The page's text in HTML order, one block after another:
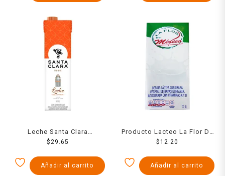
Leche Santa Clara
deslactosada 1 l
$29.65
Añadir al carrito
Producto Lacteo La Flor De
Mexico 1000Ml
$12.20
Añadir al carrito